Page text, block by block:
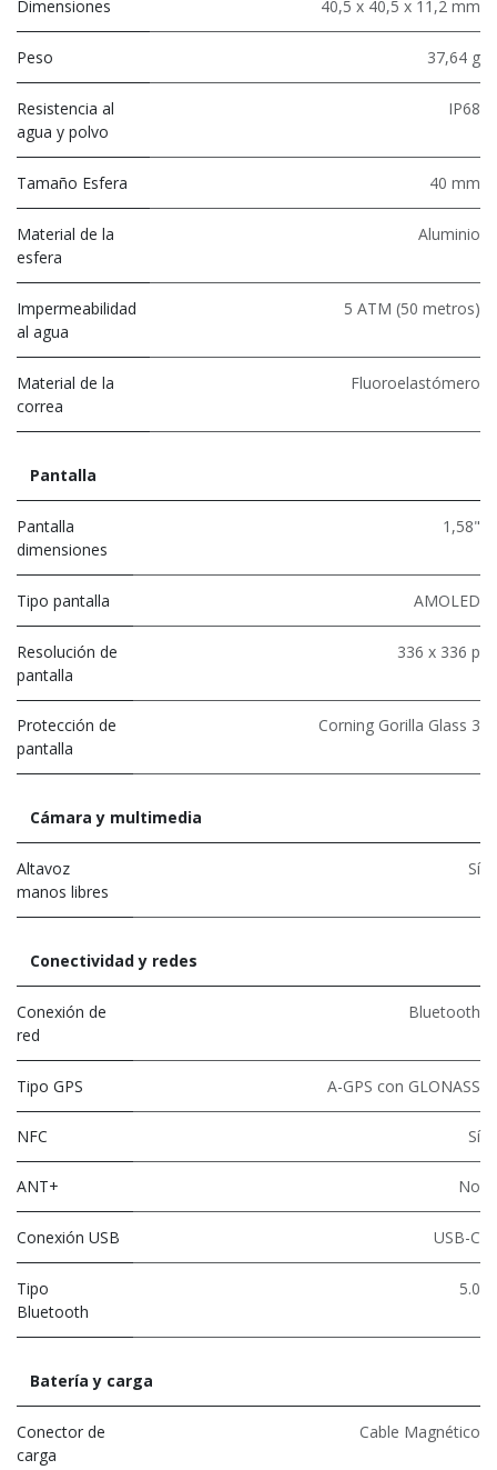
Dimensiones 40,5 x 40,5 x 11,2 mm
Peso 37,64 g
Resistencia al
agua y polvo
IP68
Tamaño Esfera 40 mm
Material de la
esfera
Aluminio
Impermeabilidad
al agua
5 ATM (50 metros)
Material de la
correa
Fluoroelastómero
Pantalla
Pantalla
dimensiones
1,58"
Tipo pantalla AMOLED
Resolución de
pantalla
336 x 336 p
Protección de
pantalla
Corning Gorilla Glass 3
Cámara y multimedia
Altavoz
manos libres
Sí
Conectividad y redes
Conexión de
red
Bluetooth
Tipo GPS A-GPS con GLONASS
NFC Sí
ANT+ No
Conexión USB USB-C
Tipo
Bluetooth
5.0
Batería y carga
Conector de
carga
Cable Magnético